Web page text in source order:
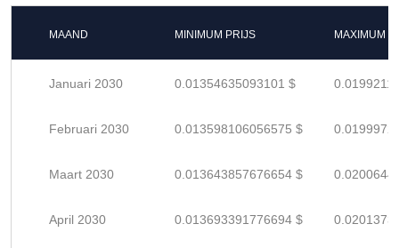
MAAND MINIMUM PRIJS MAXIMUM
Januari 2030 0.01354635093101 $
Februari 2030 0.013598106056575 $
Maart 2030 0.013643857676654 $
April 2030 0.013693391776694 $